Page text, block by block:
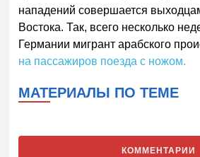
нападений совершается
Востока. Так, всего несколько
Германии мигрант арабского
на пассажиров поезда с ножом.
МАТЕРИАЛЫ ПО ТЕМЕ
КОММЕНТАРИИ